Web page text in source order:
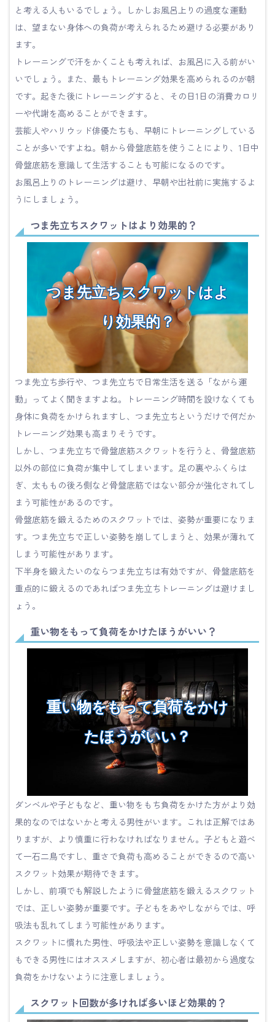
と考える人もいるでしょう。しかしお風呂上りの過度な運動
は、望まない身体への負荷が考えられるため避ける必要があり
ます。
トレーニングで汗をかくことも考えれば、お風呂に入る前がい
いでしょう。また、最もトレーニング効果を高められるのが朝
です。起きた後にトレーニングすると、その日1日の消費カロリ
ーや代謝を高めることができます。
芸能人やハリウッド俳優たちも、早朝にトレーニングしている
ことが多いですよね。朝から骨盤底筋を使うことにより、1日中
骨盤底筋を意識して生活することも可能になるのです。
お風呂上りのトレーニングは避け、早朝や出社前に実施するよ
うにしましょう。
つま先立ちスクワットはより効果的？
つま先立ちスクワットはよ
り効果的？
つま先立ち歩行や、つま先立ちで日常生活を送る「ながら運
動」ってよく聞きますよね。トレーニング時間を設けなくても
身体に負荷をかけられますし、つま先立ちというだけで何だか
トレーニング効果も高まりそうです。
しかし、つま先立ちで骨盤底筋スクワットを行うと、骨盤底筋
以外の部位に負荷が集中してしまいます。足の裏やふくらは
ぎ、太ももの後ろ側など骨盤底筋ではない部分が強化されてし
まう可能性があるのです。
骨盤底筋を鍛えるためのスクワットでは、姿勢が重要になりま
す。つま先立ちで正しい姿勢を崩してしまうと、効果が薄れて
しまう可能性があります。
下半身を鍛えたいのならつま先立ちは有効ですが、骨盤底筋を
重点的に鍛えるのであればつま先立ちトレーニングは避けまし
ょう。
重い物をもって負荷をかけたほうがいい？
重い物をもって負荷をかけ
たほうがいい？
ダンベルや子どもなど、重い物をもち負荷をかけた方がより効
果的なのではないかと考える男性がいます。これは正解ではあ
りますが、より慎重に行わなければなりません。子どもと遊べ
て一石二鳥ですし、重さで負荷も高めることができるので高い
スクワット効果が期待できます。
しかし、前項でも解説したように骨盤底筋を鍛えるスクワット
では、正しい姿勢が重要です。子どもをあやしながらでは、呼
吸法も乱れてしまう可能性があります。
スクワットに慣れた男性、呼吸法や正しい姿勢を意識しなくて
もできる男性にはオススメしますが、初心者は最初から過度な
負荷をかけないように注意しましょう。
スクワット回数が多ければ多いほど効果的？